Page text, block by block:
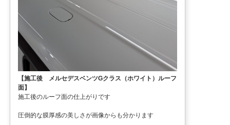
【施工後 メルセデスベンツGクラス（ホワイト）ルーフ
面】
施工後のルーフ面の仕上がりです
圧倒的な膜厚感の美しさが画像からも分かります